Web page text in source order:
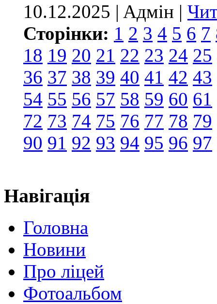
10.12.2025 | Aдмін |
Сторінки: 1 2 3 4 5 6 7
18 19 20 21 22 23 24 25
36 37 38 39 40 41 42 43
54 55 56 57 58 59 60 61
72 73 74 75 76 77 78 79
90 91 92 93 94 95 96 97
Навігація
Головна
Новини
Про ліцей
Фотоальбом